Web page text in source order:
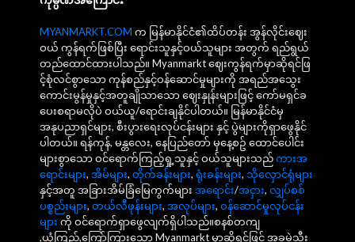
MYANMARKT.COM က မြန်မာနိုင်ငံ၏ထိပ်တန်း အွန်လိုင်းဈေး
ဝယ် ကွန်ရက်ဖြစ်ပြီး ရောင်းသူနှင့်ဝယ်သူများ အတွက် ရည်ရွယ်
တည်ထောင်ထားပါသည်။ Myanmarkt ဈေးကွန်ရက်မှာဆိုရင်ဖြ
င့်စုံလင်စွာသော ကုန်စည်နှင့်ဝန်ဆောင်မှုများကို အရည်အသွေး
ကောင်းမွန်မှုနှင့်အတူချိုသာသော ဈေးနှုန်းများဖြင့် ကော်မရှင်ခ
ပေးစရာမလိုပဲ ဝယ်ယူ/ရောင်းချနိုင်ပါတယ်။ မြန်မာနိုင်ငံမှ
အနုပညာရှင်များ, စီးပွားရေးလုပ်ငန်းများ နှင့် ပွဲများကိုရှာဖွေနိုင်
ပါတယ်။ ရန်ကုန်, မန္တလေး, နေပြည်တော် မှနေ့စဥ် ထောင်ပေါင်း
များစွာသော ဝင်ရောက်ကြည့်ရှု့သူနှင့် ဝယ်သူများသည်ကားအ
ရောင်းများ, အိမ်များ, တိုက်ခန်းများ, ရုံးခန်းများ, သိုလှောင်ရုံများ
နှင့်အတူ အခြားအိမ်ခြံမြေကွက်များ အရောင်း/အငှား, လျှပ်စစ်
ပစ္စည်းများ, တယ်လီဖုန်းများ, အလုပ်များ, ဝန်ဆောင်မှုလုပ်ငန်း
များ ကို ဝင်ရောက်ရှာဖွေလျက်ရှိပါသည်။စနစ်တကျ
,ယုံကြည်,ကြော်ကြားသော Myanmarkt မှာဆိုရင်ဖြင့် အခမဲ့သီး